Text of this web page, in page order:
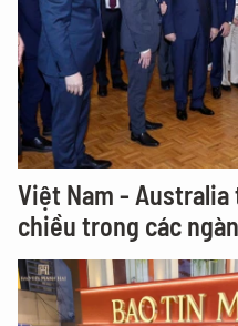
Việt Nam -
chiều trong các